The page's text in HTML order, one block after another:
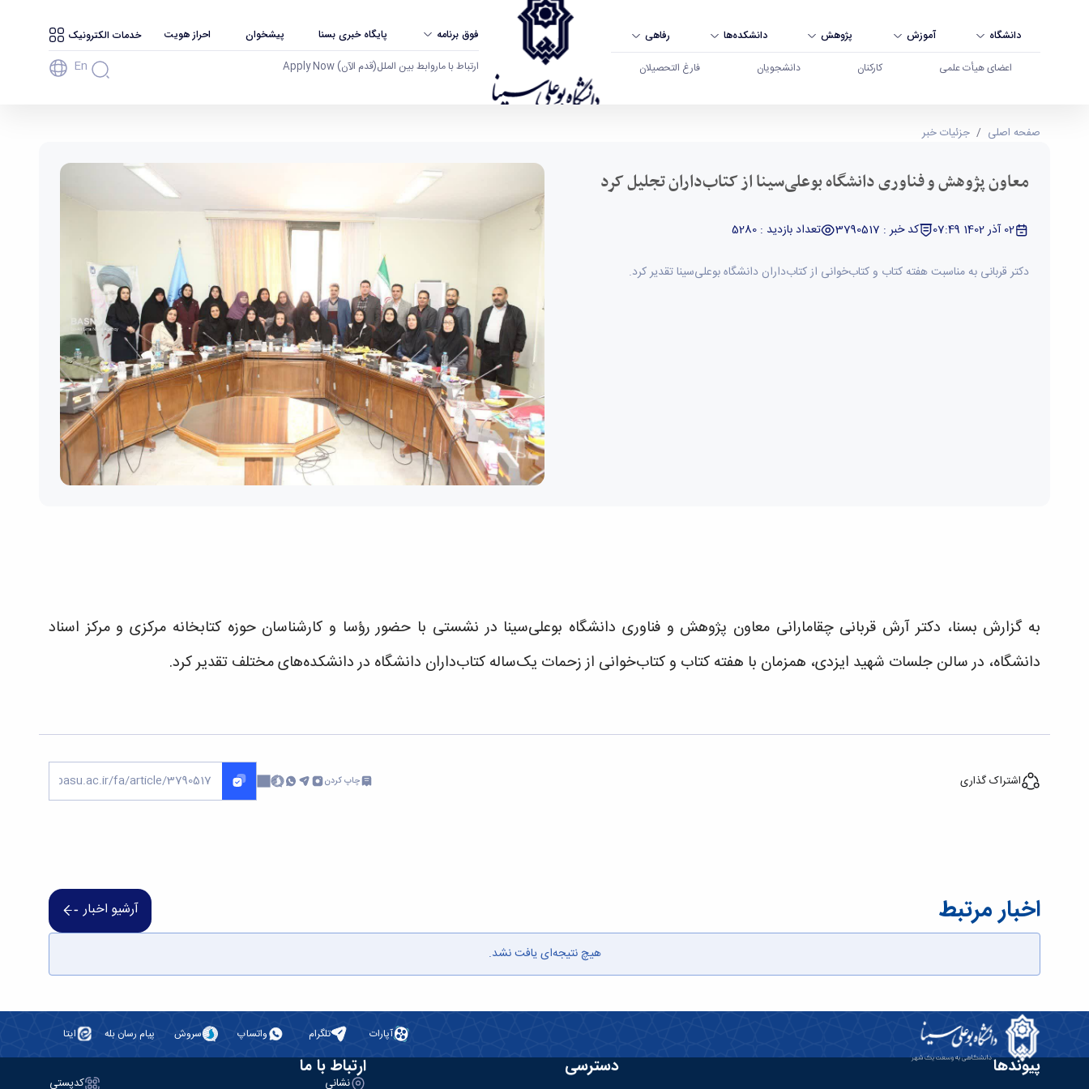
دانشگاه آموزش پژوهش دانشکده‌ها رفاهی
اعضای هیأت علمی کارکنان دانشجویان فارغ التحصیلان
فوق برنامه پایگاه خبری بسنا پیشخوان احراز هویت خدمات الکترونیک
ارتباط با ماروابط بین الملل(قدم الآن) Apply Now En
معاون پژوهش و فناوری دانشگاه بوعلی‌سینا از کتاب‌داران تجلیل کرد - دانشگاه بوعلی سینا همدان
صفحه اصلی جزئیات خبر
معاون پژوهش و فناوری دانشگاه بوعلی‌سینا از کتاب‌داران تجلیل کرد
02 آذر 1402 07:49 کد خبر : 3790517 تعداد بازدید : 5280
دکتر قربانی به مناسبت هفته کتاب و کتاب‌خوانی از کتاب‌داران دانشگاه بوعلی‌سینا تقدیر کرد.
به گزارش بسنا، دکتر آرش قربانی چقامارانی معاون پژوهش و فناوری دانشگاه بوعلی‌سینا در نشستی با حضور رؤسا و کارشناسان حوزه کتابخانه مرکزی و مرکز اسناد
دانشگاه، در سالن جلسات شهید ایزدی، همزمان با هفته کتاب و کتاب‌خوانی از زحمات یک‌ساله کتاب‌داران دانشگاه در دانشکد‌ه‌های مختلف تقدیر کرد.
اشتراک گذاری چاپ کردن
اخبار مرتبط آرشیو اخبار
هیچ نتیجه‌ای یافت نشد.
آپارات تلگرام واتساپ سروش پیام رسان بله ایتا
پیوندها دسترسی ارتباط با ما
نشانی کدپستی